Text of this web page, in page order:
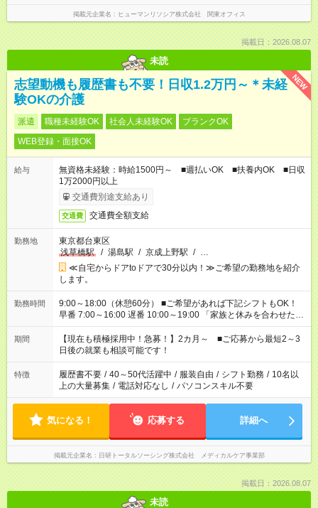
掲載元企業名 ヒューマンリソシア株式会社 関東オフィス
掲載日：2026.08.07
未読
NEW
志望動機も履歴書も不要！日収1.2万円～＊未経
験OKの介護
派遣 職種未経験OK 社会人未経験OK
ブランクOK
WEB登録・面接OK
給与
無資格未経験：時給1500円～ ■週払いOK ■扶養内OK ■日収
1万2000円以上
交通費別途支給あり
交通費 交通費全額支給
勤務地
東京都台東区
浅草橋駅
/ 湯島駅 / 京成上野駅 / …
≪自宅からドアtoドアで30分以内！≫ご希望の勤務地を紹介
します。
勤務時間
9:00～18:00（休憩60分） ■ご希望があれば下記シフトもOK！
早番 7:00～16:00 遅番 10:00～19:00 「家族と休みを合わせた
い」 「余裕を持って夕飯の準備がしたい」 「できれば残業はし
たくない」 など、ご希望を教えてくださいね。 ※Wワーク希望
の方へ 今ご覧のお仕事で希望する勤務時間と、もう1つのお仕事
の勤務時間。 合計で週40時間を超える場合は応募できません。
期間
【現在も積極採用中！急募！】2カ月～ ■ご応募から最短2～3
日後の就業も相談可能です！
特徴 履歴書不要 / 40～50代活躍中 / 服装自由 / シフト勤務 / 10名以
上の大量募集 / 電話対応なし / パソコンスキル不要
気になる！ 応募する 詳細へ
掲載元企業名 日研トータルソーシング株式会社 メディカルケア事業部
掲載日：2026.08.07
未読